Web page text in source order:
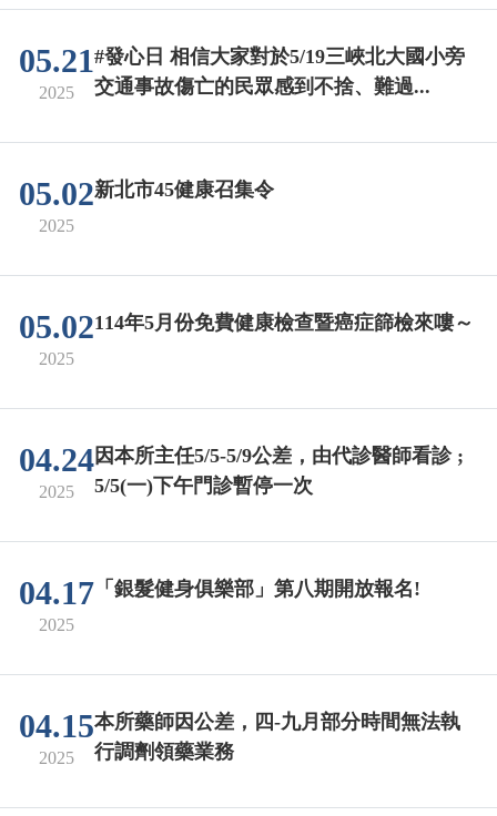
05.21
2025
#發心日 相信大家對於5/19三峽北大國小旁
交通事故傷亡的民眾感到不捨、難過...
05.02
2025
新北市45健康召集令
05.02
2025
114年5月份免費健康檢查暨癌症篩檢來嘍～
04.24
2025
因本所主任5/5-5/9公差，由代診醫師看診 ;
5/5(一)下午門診暫停一次
04.17
2025
「銀髮健身俱樂部」第八期開放報名!
04.15
2025
本所藥師因公差，四-九月部分時間無法執
行調劑領藥業務